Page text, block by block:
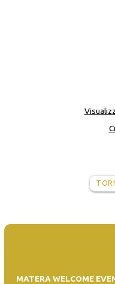
MATERA WELCOME